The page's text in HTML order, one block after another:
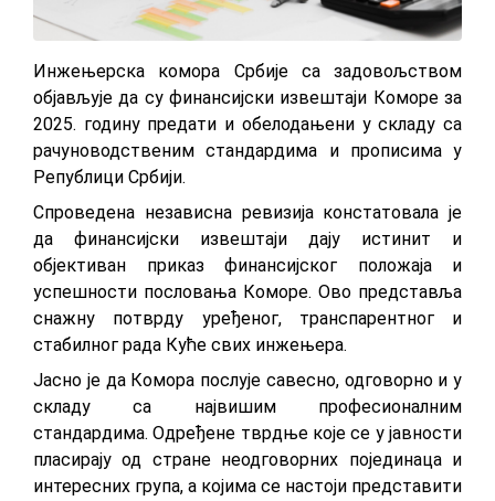
Инжењерска комора Србије са задовољством
објављује да су финансијски извештаји Коморе за
2025. годину предати и обелодањени у складу са
рачуноводственим стандардима и прописима у
Републици Србији.
Спроведена независна ревизија констатовала је
да финансијски извештаји дају истинит и
објективан приказ финансијског положаја и
успешности пословања Коморе. Ово представља
снажну потврду уређеног, транспарентног и
стабилног рада Куће свих инжењера.
Јасно је да Комора послује савесно, одговорно и у
складу са највишим професионалним
стандардима. Одређене тврдње које се у јавности
пласирају од стране неодговорних појединаца и
интересних група, а којима се настоји представити